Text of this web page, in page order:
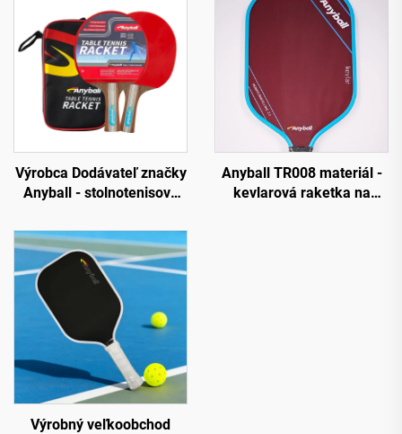
Výrobca Dodávateľ značky
Anyball - stolnotenisová
mm, dve rakety s taškou
Anyball TR008 materiál -
kevlarová raketka na
Výrobný veľkoobchod